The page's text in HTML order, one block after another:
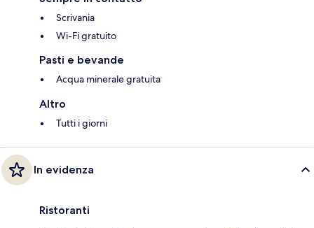
Scrivania
Wi-Fi gratuito
Pasti e bevande
Acqua minerale gratuita
Altro
Tutti i giorni
In evidenza
Ristoranti